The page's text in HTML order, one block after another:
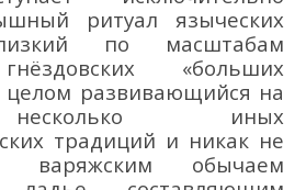
ритуал языческих
по масштабам
«больших
целом развивающийся на
иных
традиций и никак не
варяжским обычаем